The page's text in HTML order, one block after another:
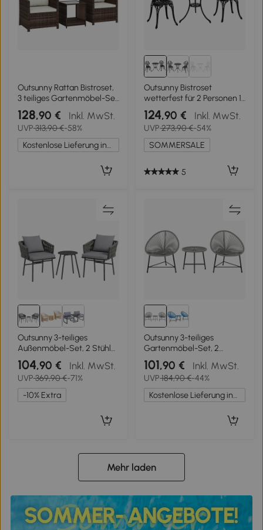
Outsunny Rattan Bistroset,
3 teiliges Gartenmöbel-Set
mit 2 Sessel, 2-Ebene
Glastisch, abnehmbar
Sitzkissen Cremeweiß
128,90 € Inkl. MwSt.
UVP313,90 €-58%
Kostenlose Lieferung innerhalb Deutschlands
Outsunny Bistroset
wetterfest für 2 Personen 1
Tisch+2 Stühle mit
Schirmloch für mehrere
Orte Aluminium Schwarz
124,90 € Inkl. MwSt.
UVP273,90 €-54%
SOMMERSALE
5
Outsunny 3-teiliges
Außenmöbel-Set, 2 Stühle,
1 Tisch, Bistro-Set, Kunst-
Rattan, Stahlrahmen,
Metalltisch, 4 Kissen, Grau
104,90 € Inkl. MwSt.
UVP369,90 €-71%
-10% Extra
Outsunny 3-teiliges
Gartenmöbel-Set, 2
Kunststoffrattan-Stühle, 1
Tisch mit Glasplatte,
Stahlrahmen, Outdoor-
Sitzmöbel, Grau
101,90 € Inkl. MwSt.
UVP184,90 €-44%
Kostenlose Lieferung innerhalb Deutschlands
Mehr laden